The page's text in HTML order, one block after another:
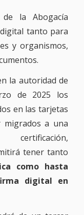
la Abogacía
tanto para
y organismos,
la autoridad de
de 2025 los
en las tarjetas
migrados a una
tener tanto
como hasta
digital en